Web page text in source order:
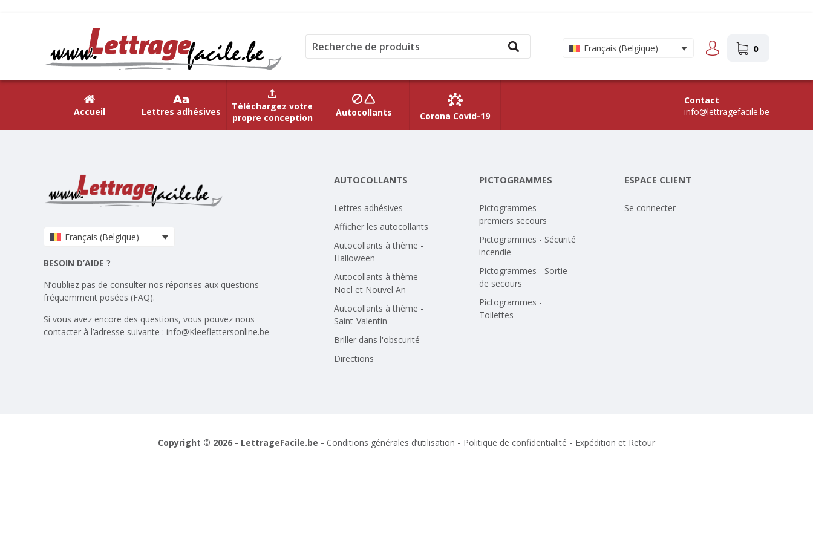
Français (Belgique) 0
Accueil Lettres adhésives
Téléchargez votre
propre conception
Autocollants Corona Covid-19
Contact
info@lettragefacile.be
Français (Belgique)
BESOIN D’AIDE ?
N’oubliez pas de consulter nos réponses aux questions
fréquemment posées (FAQ).
Si vous avez encore des questions, vous pouvez nous
contacter à l’adresse suivante : info@Kleeflettersonline.be
AUTOCOLLANTS
Lettres adhésives
Afficher les autocollants
Autocollants à thème -
Halloween
Autocollants à thème -
Noël et Nouvel An
Autocollants à thème -
Saint-Valentin
Briller dans l'obscurité
Directions
PICTOGRAMMES
Pictogrammes -
premiers secours
Pictogrammes - Sécurité
incendie
Pictogrammes - Sortie
de secours
Pictogrammes -
Toilettes
ESPACE CLIENT
Se connecter
Copyright © 2026 - LettrageFacile.be - Conditions générales d’utilisation - Politique de confidentialité - Expédition et Retour